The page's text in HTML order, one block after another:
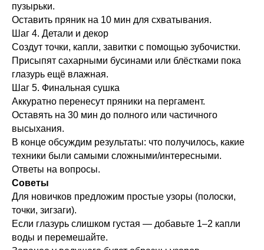
пузырьки.
Оставить пряник на 10 мин для схватывания.
Шаг 4. Детали и декор
Создут точки, капли, завитки с помощью зубочистки.
Присыпят сахарными бусинами или блёстками пока
глазурь ещё влажная.
Шаг 5. Финальная сушка
Аккуратно перенесут пряники на пергамент.
Оставять на 30 мин до полного или частичного
высыхания.
В конце обсуждим результаты: что получилось, какие
техники были самыми сложными/интересными.
Ответы на вопросы.
Советы
Для новичков предложим простые узоры (полоски,
точки, зигзаги).
Если глазурь слишком густая — добавьте 1–2 капли
воды и перемешайте.